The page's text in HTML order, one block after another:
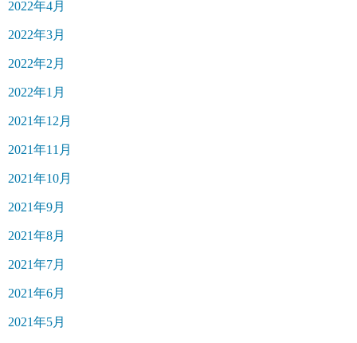
2022年4月
2022年3月
2022年2月
2022年1月
2021年12月
2021年11月
2021年10月
2021年9月
2021年8月
2021年7月
2021年6月
2021年5月